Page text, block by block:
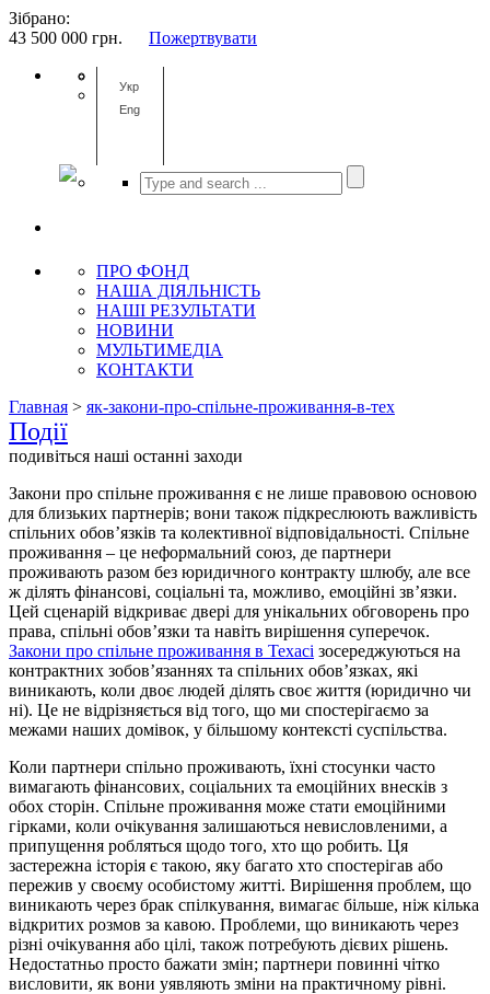
Зібрано:
43 500 000 грн. Пожертвувати
Укр
Eng
ПРО ФОНД
НАША ДІЯЛЬНІСТЬ
НАШІ РЕЗУЛЬТАТИ
НОВИНИ
МУЛЬТИМЕДІА
КОНТАКТИ
Главная > як-закони-про-спільне-проживання-в-тех
Події
подивіться наші останні заходи
Закони про спільне проживання є не лише правовою основою
для близьких партнерів; вони також підкреслюють важливість
спільних обов’язків та колективної відповідальності. Спільне
проживання – це неформальний союз, де партнери
проживають разом без юридичного контракту шлюбу, але все
ж ділять фінансові, соціальні та, можливо, емоційні зв’язки.
Цей сценарій відкриває двері для унікальних обговорень про
права, спільні обов’язки та навіть вирішення суперечок.
Закони про спільне проживання в Техасі зосереджуються на
контрактних зобов’язаннях та спільних обов’язках, які
виникають, коли двоє людей ділять своє життя (юридично чи
ні). Це не відрізняється від того, що ми спостерігаємо за
межами наших домівок, у більшому контексті суспільства.
Коли партнери спільно проживають, їхні стосунки часто
вимагають фінансових, соціальних та емоційних внесків з
обох сторін. Спільне проживання може стати емоційними
гірками, коли очікування залишаються невисловленими, а
припущення робляться щодо того, хто що робить. Ця
застережна історія є такою, яку багато хто спостерігав або
пережив у своєму особистому житті. Вирішення проблем, що
виникають через брак спілкування, вимагає більше, ніж кілька
відкритих розмов за кавою. Проблеми, що виникають через
різні очікування або цілі, також потребують дієвих рішень.
Недостатньо просто бажати змін; партнери повинні чітко
висловити, як вони уявляють зміни на практичному рівні.